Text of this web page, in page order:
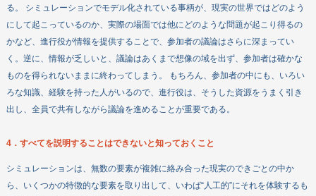
る。 シミュレーションでモデル化されている事柄が、現実の世界ではどのよう
にして起こっているのか、実際の場面では他にどのような問題が起こり得るの
かなど、進行役が情報を提供することで、参加者の議論はさらに深まってい
く。逆に、情報が乏しいと、議論はあくまで想像の域を出ず、参加者は確かな
ものを得られないままに終わってしまう。 もちろん、参加者の中にも、いろい
ろな知識、経験を持った人がいるので、進行役は、そうした資源をうまく引き
出し、全員で共有しながら議論を進めることが重要である。
4．すべてを説明することはできないと知っておくこと
シミュレーションは、無数の要素が複雑に絡み合った現実のできごとの中か
ら、いくつかの特徴的な要素を取り出して、いわば“人工的”にそれを体験するも